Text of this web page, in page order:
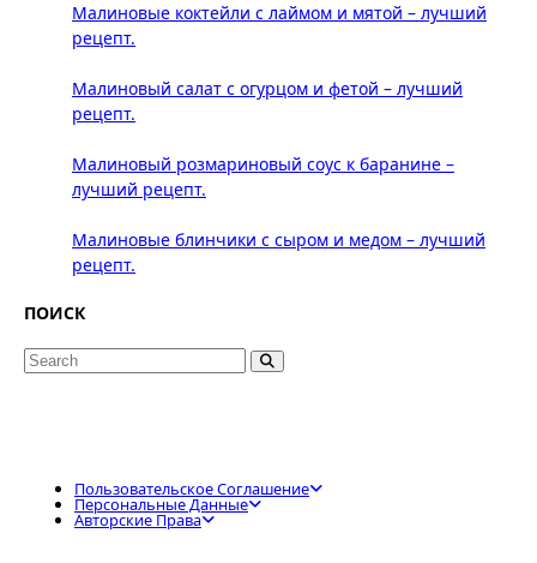
Малиновые коктейли с лаймом и мятой – лучший
рецепт.
Малиновый салат с огурцом и фетой – лучший
рецепт.
Малиновый розмариновый соус к баранине –
лучший рецепт.
Малиновые блинчики с сыром и медом – лучший
рецепт.
ПОИСК
Search
Пользовательское Соглашение
Персональные Данные
Авторские Права